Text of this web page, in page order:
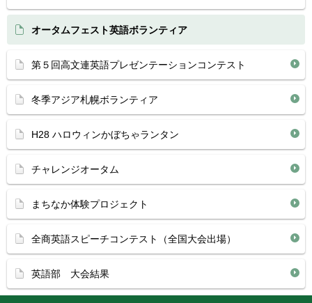
オータムフェスト英語ボランティア
第５回高文連英語プレゼンテーションコンテスト
冬季アジア札幌ボランティア
H28 ハロウィンかぼちゃランタン
チャレンジオータム
まちなか体験プロジェクト
全商英語スピーチコンテスト（全国大会出場）
英語部 大会結果